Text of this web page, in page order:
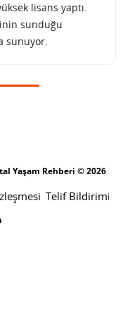
lisans yaptı.
sunduğu
sunuyor.
Yaşam Rehberi © 2026
Telif Bildirimi